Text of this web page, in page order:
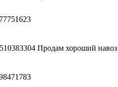
Продам хороший